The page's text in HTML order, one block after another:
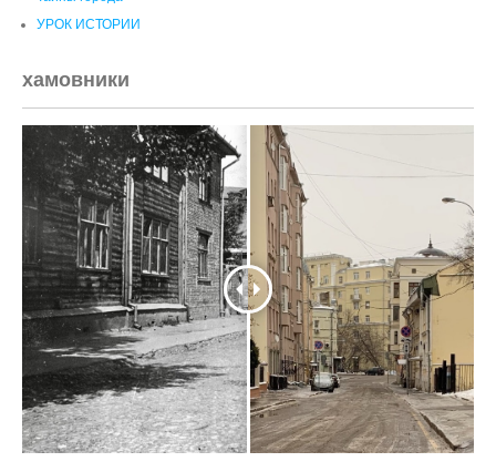
УРОК ИСТОРИИ
хамовники